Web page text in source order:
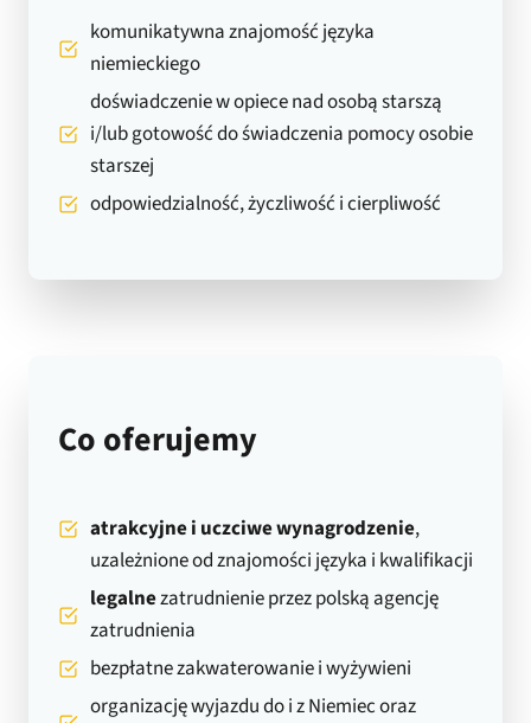
komunikatywna znajomość języka
niemieckiego
doświadczenie w opiece nad osobą starszą
i/lub gotowość do świadczenia pomocy osobie
starszej
odpowiedzialność, życzliwość i cierpliwość
Co oferujemy
atrakcyjne i uczciwe wynagrodzenie,
uzależnione od znajomości języka i kwalifikacji
legalnezatrudnienie przez polską agencję
zatrudnienia
bezpłatne zakwaterowanie i wyżywieni
organizację wyjazdu do i z Niemiec oraz